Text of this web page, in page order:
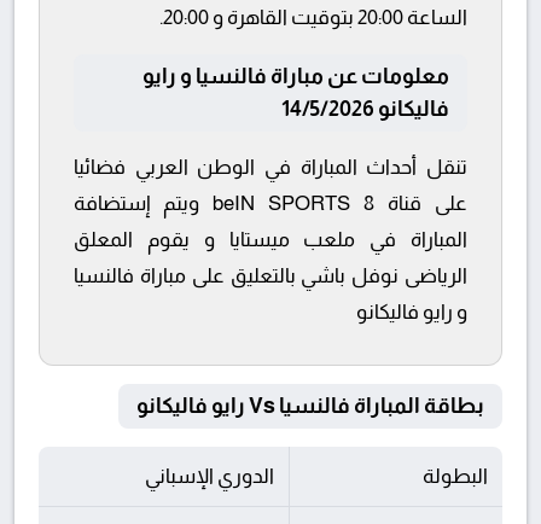
الساعة 20:00 بتوقيت القاهرة و 20:00.
معلومات عن مباراة فالنسيا و رايو
فاليكانو 14/5/2026
تنقل أحداث المباراة في الوطن العربي فضائيا
على قناة beIN SPORTS 8 ويتم إستضافة
المباراة في ملعب ميستايا و يقوم المعلق
الرياضى نوفل باشي بالتعليق على مباراة فالنسيا
و رايو فاليكانو
بطاقة المباراة فالنسيا Vs رايو فاليكانو
البطولة الدوري الإسباني